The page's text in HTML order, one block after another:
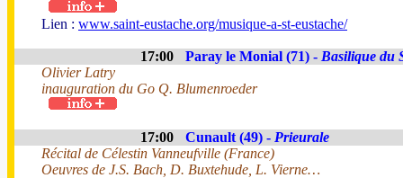
Lien : www.saint-eustache.org/musique-a-st-eustache/
17:00 Paray le Monial (71) - Basilique du
Olivier Latry
inauguration du Go Q. Blumenroeder
17:00 Cunault (49) - Prieurale
Récital de Célestin Vanneufville (France)
Oeuvres de J.S. Bach, D. Buxtehude, L. Vierne…